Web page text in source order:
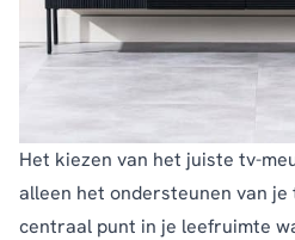
Het kiezen van het juiste tv-
alleen het ondersteunen van
centraal punt in je leefruimte